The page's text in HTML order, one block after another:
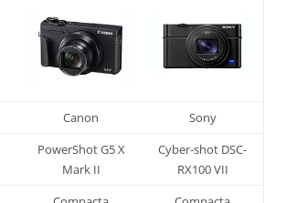
Canon Sony
PowerShot G5 X
Mark II
Cyber-shot DSC-
RX100 VII